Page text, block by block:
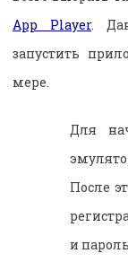
App Player.
запустить
мере.
Для
После
и